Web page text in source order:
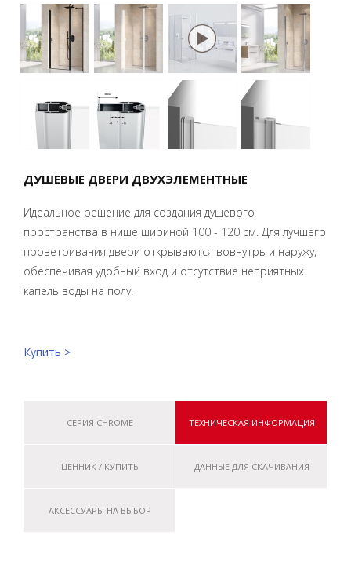
ДУШЕВЫЕ ДВЕРИ ДВУХЭЛЕМЕНТНЫЕ
Идеальное решение для создания душевого
пространства в нише шириной 100 - 120 см. Для лучшего
проветривания двери открываются вовнутрь и наружу,
обеспечивая удобный вход и отсутствие неприятных
капель воды на полу.
Купить >
СЕРИЯ CHROME ТЕХНИЧЕСКАЯ ИНФОРМАЦИЯ
ЦЕННИК / КУПИТЬ ДАННЫЕ ДЛЯ СКАЧИВАНИЯ
АКСЕССУАРЫ НА ВЫБОР